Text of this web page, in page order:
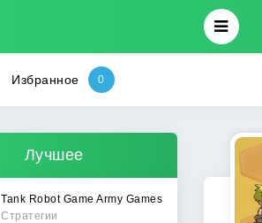
Избранное
Лучшее
Tank Robot Game Army Games
Стратегии